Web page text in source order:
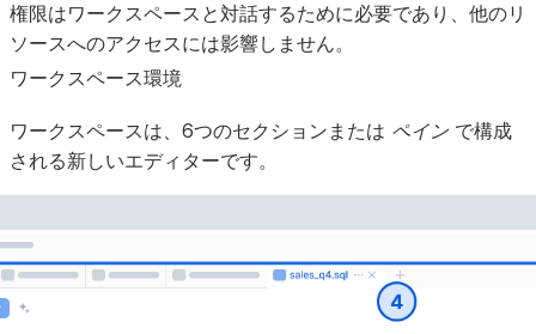
権限はワークスペースと対話するために必要であり、他のリ
ソースへのアクセスには影響しません。
ワークスペース環境
ワークスペースは、6つのセクションまたは ペインで構成
される新しいエディターです。